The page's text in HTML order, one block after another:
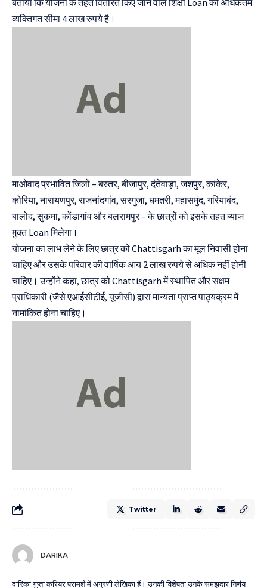
बताया कि योजना के तहत वितरित किए जाने वाले शिक्षा Loan की अधिकतम
व्यक्तिगत सीमा 4 लाख रुपये है।
माओवाद प्रभावित जिलों – बस्तर, बीजापुर, दंतेवाड़ा, जशपुर, कांकेर,
कोरिया, नारायणपुर, राजनांदगांव, सरगुजा, धमतरी, महासमुंद, गरियाबंद,
बालोद, सुकमा, कोंडागांव और बलरामपुर – के छात्रों को इसके तहत ब्याज
मुक्त Loan मिलेगा।
योजना का लाभ लेने के लिए छात्र को Chattisgarh का मूल निवासी होना
चाहिए और उसके परिवार की वार्षिक आय 2 लाख रुपये से अधिक नहीं होनी
चाहिए। उन्होंने कहा, छात्र को Chattisgarh में स्थापित और सक्षम
प्राधिकारी (जैसे एआईसीटीई, यूजीसी) द्वारा मान्यता प्राप्त पाठ्यक्रम में
नामांकित होना चाहिए।
Twitter
DARIKA
दारिका गुप्ता करियर परामर्श में अग्रणी लेखिका हैं। उनकी विशेषता उनके समझदार निर्णय